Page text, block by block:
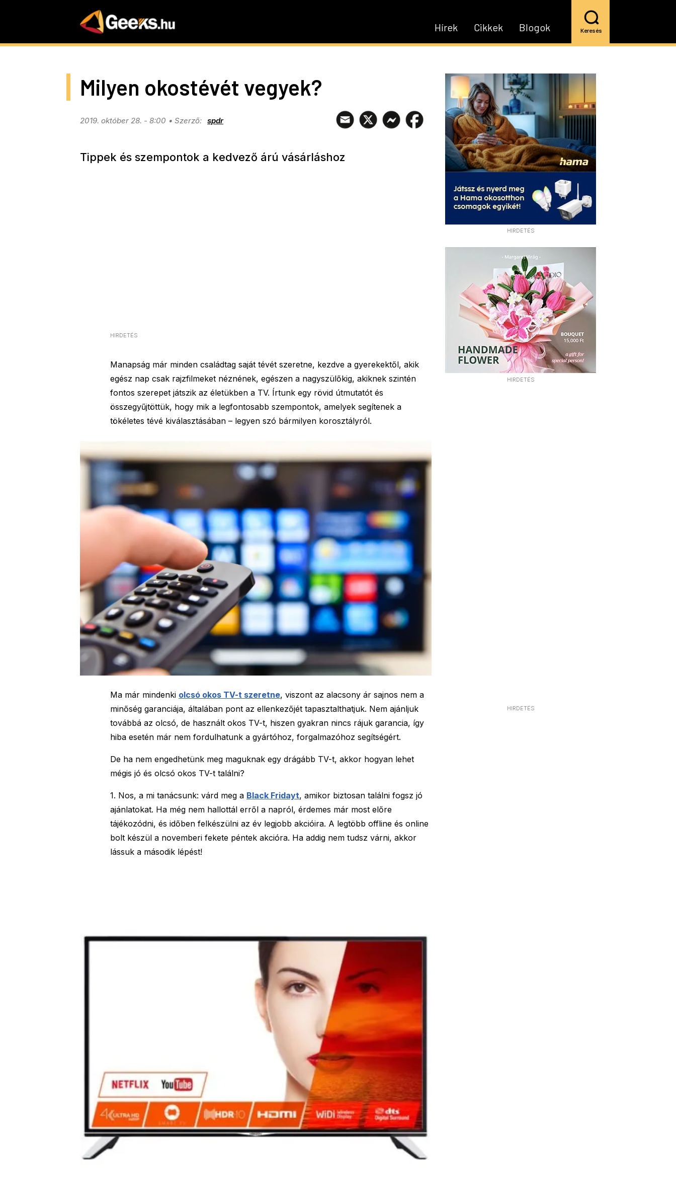
Blogok
Cikkek
Hírek Keresés
HIRDETÉS
HIRDETÉS
HIRDETÉS
Milyen okostévét vegyek?
2019. október 28. - 8:00 spdr
Tippek és szempontok a kedvező árú vásárláshoz
HIRDETÉS
Manapság már minden családtag saját tévét szeretne, kezdve a gyerekektől, akik
egész nap csak rajzfilmeket néznének, egészen a nagyszülőkig, akiknek szintén
fontos szerepet játszik az életükben a TV. Írtunk egy rövid útmutatót és
összegyűjtöttük, hogy mik a legfontosabb szempontok, amelyek segítenek a
tökéletes tévé kiválasztásában – legyen szó bármilyen korosztályról.
Ma már mindenki olcsó okos TV-t szeretne, viszont az alacsony ár sajnos nem a
minőség garanciája, általában pont az ellenkezőjét tapasztalthatjuk. Nem ajánljuk
továbbá az olcsó, de használt okos TV-t, hiszen gyakran nincs rájuk garancia, így
hiba esetén már nem fordulhatunk a gyártóhoz, forgalmazóhoz segítségért.
De ha nem engedhetünk meg maguknak egy drágább TV-t, akkor hogyan lehet
mégis jó és olcsó okos TV-t találni?
1. Nos, a mi tanácsunk: várd meg a Black Fridayt, amikor biztosan találni fogsz jó
ajánlatokat. Ha még nem hallottál erről a napról, érdemes már most előre
tájékozódni, és időben felkészülni az év legjobb akcióira. A legtöbb offline és online
bolt készül a novemberi fekete péntek akcióra. Ha addig nem tudsz várni, akkor
lássuk a második lépést!